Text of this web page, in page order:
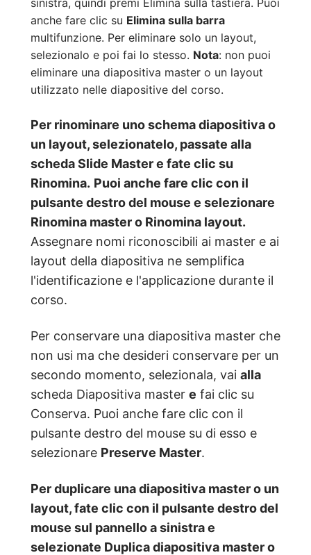
anche fare clic su Elimina sulla barra
multifunzione. Per eliminare solo un layout,
selezionalo e poi fai lo stesso. Nota: non puoi
eliminare una diapositiva master o un layout
utilizzato nelle diapositive del corso.
Per rinominare uno schema diapositiva o
un layout, selezionatelo, passate alla
schedaSlide Master e fate clic su
Rinomina. Puoi anche fare clic con il
pulsante destro del mouse e selezionare
Rinomina master o Rinomina layout.
Assegnare nomi riconoscibili ai master e ai
layout della diapositiva ne semplifica
l'identificazione e l'applicazione durante il
corso.
Per conservare una diapositiva master che
non usi ma che desideri conservare per un
secondo momento, selezionala, vai alla
scheda Diapositiva master e fai clic su
Conserva. Puoi anche fare clic con il
pulsante destro del mouse su di esso e
selezionare Preserve Master.
Per duplicare una diapositiva master o un
layout, fate clic con il pulsante destro del
mouse sul pannello a sinistra e
selezionate Duplica diapositiva master o